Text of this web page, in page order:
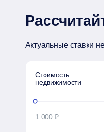
Актуальные ставки
Стоимость
недвижимости
1 000 ₽